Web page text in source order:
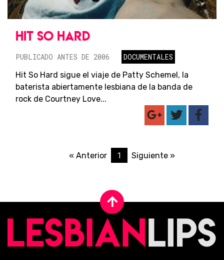
HIT SO HARD
PUBLICADO ANTES DE 2006
DOCUMENTALES
Hit So Hard sigue el viaje de Patty Schemel, la
baterista abiertamente lesbiana de la banda de
rock de Courtney Love...
« Anterior 1 Siguiente »